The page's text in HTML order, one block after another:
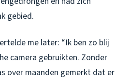
gebied.
me later: “Ik ben zo blij
camera gebruikten. Zonder
over maanden gemerkt dat er